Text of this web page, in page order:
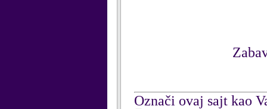
Označi ovaj sajt kao